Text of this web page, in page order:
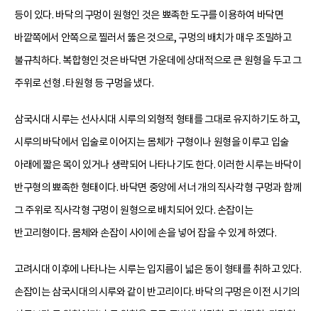
등이 있다. 바닥의 구멍이 원형인 것은 뾰족한 도구를 이용하여 바닥면
바깥쪽에서 안쪽으로 찔러서 뚫은 것으로, 구멍의 배치가 매우 조밀하고
불규칙하다. 복합형인 것은 바닥면 가운데에 상대적으로 큰 원형을 두고 그
주위로 선형․타원형 등 구멍을 냈다.
삼국시대 시루는 선사시대 시루의 외형적 형태를 그대로 유지하기도 하고,
시루의 바닥에서 입술로 이어지는 몸체가 구형이나 원형을 이루고 입술
아래에 짧은 목이 있거나 생략되어 나타나기도 한다. 이러한 시루는 바닥이
반구형의 뾰족한 형태이다. 바닥면 중앙에 서너 개의 직사각형 구멍과 함께
그 주위로 직사각형 구멍이 원형으로 배치되어 있다. 손잡이는
반고리형이다. 몸체와 손잡이 사이에 손을 넣어 잡을 수 있게 하였다.
고려시대 이후에 나타나는 시루는 입지름이 넓은 동이 형태를 취하고 있다.
손잡이는 삼국시대의 시루와 같이 반고리이다. 바닥의 구멍은 이전 시기의